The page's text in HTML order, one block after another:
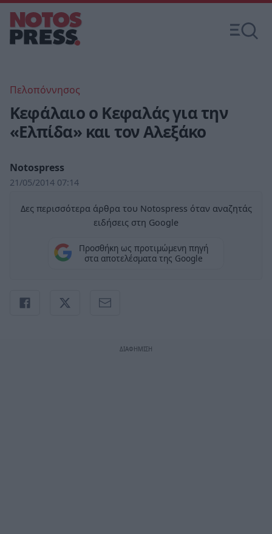
Πελοπόννησος
Κεφάλαιο ο Κεφαλάς για την
«Ελπίδα» και τον Αλεξάκο
Notospress
21/05/2014 07:14
Δες περισσότερα άρθρα του Notospress όταν αναζητάς
ειδήσεις στη Google
Προσθήκη ως προτιμώμενη πηγή
στα αποτελέσματα της Google